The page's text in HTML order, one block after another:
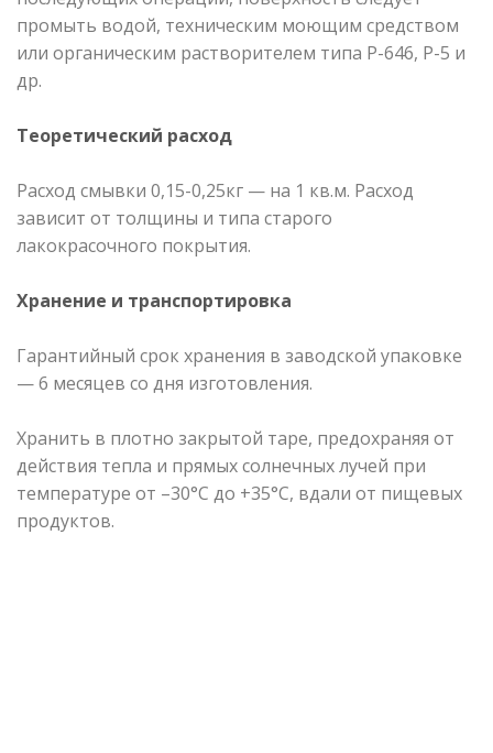
промыть водой, техническим моющим средством
или органическим растворителем типа Р-646, Р-5 и
др.
Теоретический расход
Расход смывки 0,15-0,25кг — на 1 кв.м. Расход
зависит от толщины и типа старого
лакокрасочного покрытия.
Хранение и транспортировка
Гарантийный срок хранения в заводской упаковке
— 6 месяцев со дня изготовления.
Хранить в плотно закрытой таре, предохраняя от
действия тепла и прямых солнечных лучей при
температуре от –30°С до +35°С, вдали от пищевых
продуктов.